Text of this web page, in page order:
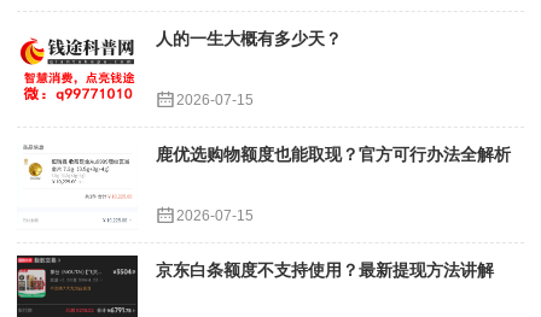
人的一生大概有多少天？
2026-07-15
鹿优选购物额度也能取现？官方可行办法全解析
2026-07-15
京东白条额度不支持使用？最新提现方法讲解